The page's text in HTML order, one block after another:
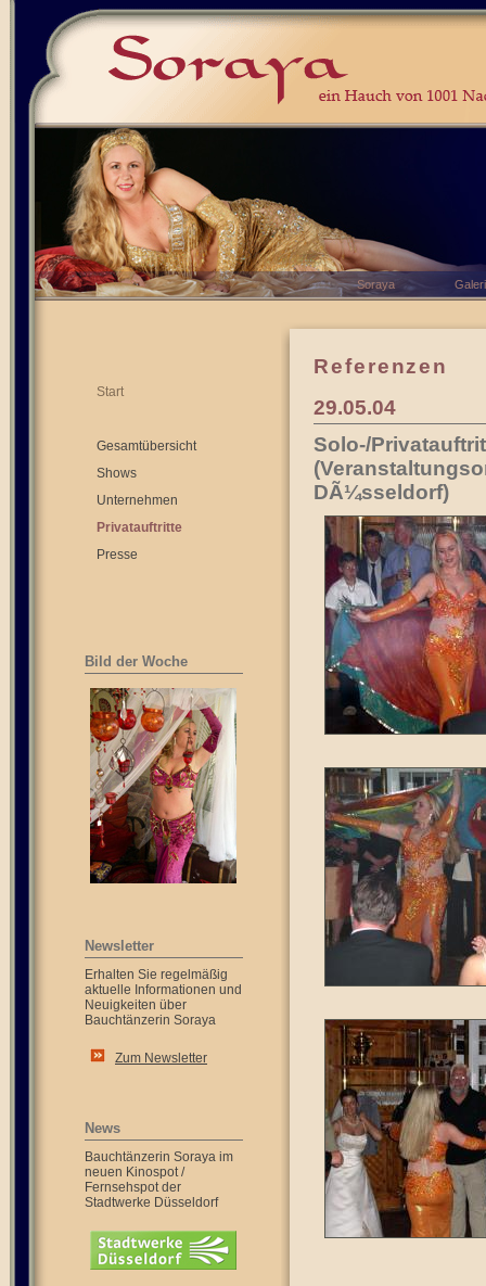
Start
Gesamtübersicht
Shows
Unternehmen
Privatauftritte
Presse
Bild der Woche
Newsletter
Erhalten Sie regelmäßig
aktuelle Informationen und
Neuigkeiten über
Bauchtänzerin Soraya
Zum Newsletter
News
Bauchtänzerin Soraya im
neuen Kinospot /
Fernsehspot der
Stadtwerke Düsseldorf
Referenzen
29.05.04
Solo-/
DÃ¼sseldorf)
Soraya